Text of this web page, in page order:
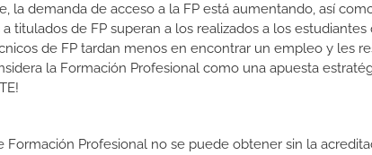
la demanda de acceso a la FP está aumentando, así
titulados de FP superan a los realizados a los
de FP tardan menos en encontrar un empleo y les
la Formación Profesional como una apuesta
Formación Profesional no se puede obtener sin la